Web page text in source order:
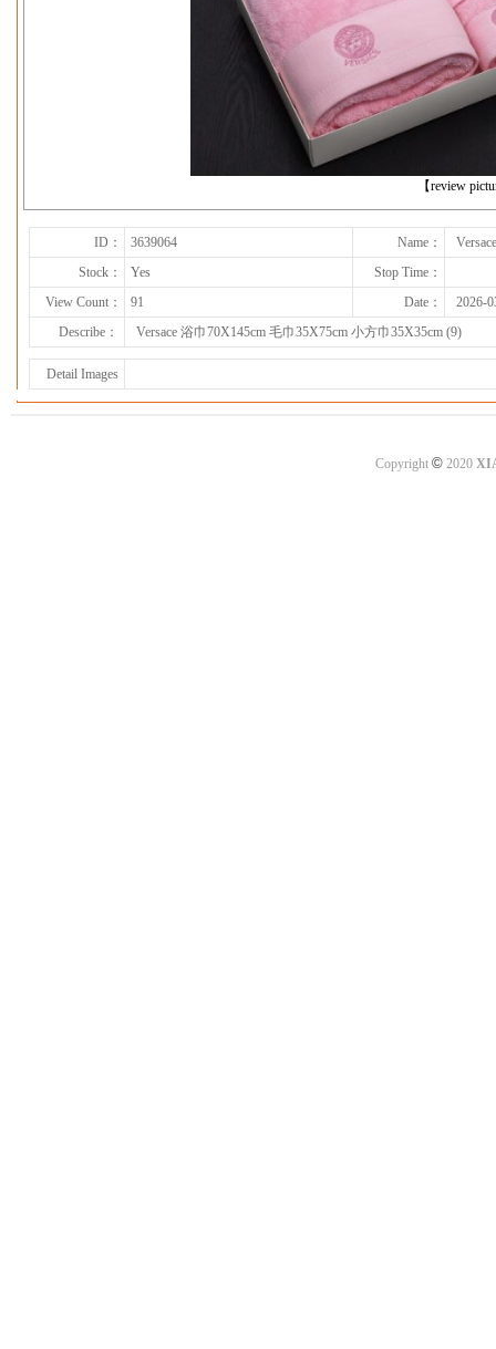
【review
ID： 3639064 Name：
Stock：
Yes
Stop Time：
View Count：
91 Date：
2026-
Describe：
Versace 浴巾70X145cm 毛巾35X75cm 小方巾35X35cm (9)
Detail Images
Copyright ©2020